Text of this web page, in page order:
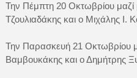
Την Πέμπτη 20 Οκτωβρίου μαζί
Τζουλιαδάκης και ο Μιχάλης Ι.
Την Παρασκευή 21 Οκτωβρίου
Βαμβουκάκης και ο Δημήτρης